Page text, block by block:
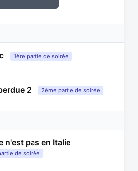
1ère partie de soirée
2 2ème partie de soirée
n'est pas en Italie
de soirée